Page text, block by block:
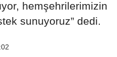
hemşehrilerimizin
sunuyoruz” dedi.